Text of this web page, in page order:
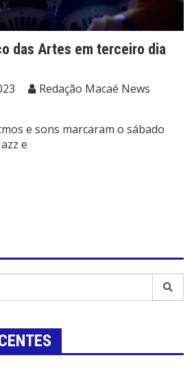
das Artes em terceiro dia
Redação Macaé News
e sons marcaram o sábado
e